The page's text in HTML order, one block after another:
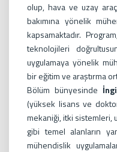
olup, hava ve uzay
bakımına yönelik
kapsamaktadır.
teknolojileri
uygulamaya yönelik
bir eğitim ve araştırma
Bölüm bünyesinde
(yüksek lisans ve
mekaniği, itki sistemleri,
gibi temel alanların
mühendislik